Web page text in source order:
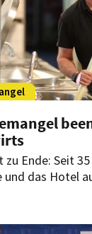
zu Ende: Seit
und das Hotel
– zumindest